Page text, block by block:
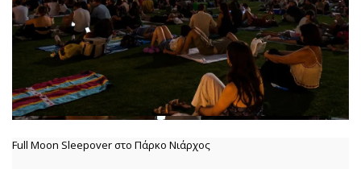
Full Moon Sleepover στο Πάρκο Νιάρχος